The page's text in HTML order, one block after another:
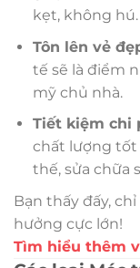
kẹt, không hú.
Tôn lên vẻ
tế sẽ là điểm
mỹ chủ nhà.
Tiết kiệm chi
chất lượng
thế, sửa chữa
Bạn thấy đấy,
hưởng cực lớn!
Tìm hiểu thêm